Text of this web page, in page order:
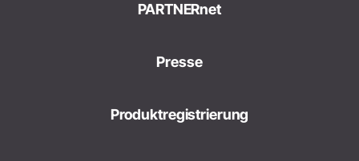
PARTNERnet
Presse
Produktregistrierung